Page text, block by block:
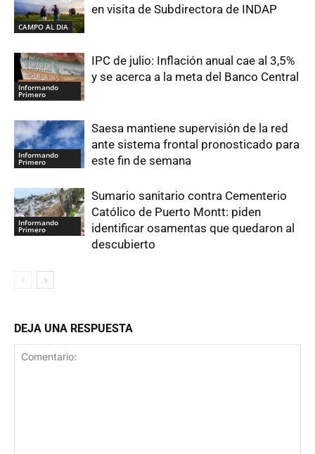
CAMPO AL DIA
en visita de Subdirectora de INDAP
Informando
Primero
IPC de julio: Inflación anual cae al 3,5%
y se acerca a la meta del Banco Central
Informando
Primero
Saesa mantiene supervisión de la red
ante sistema frontal pronosticado para
este fin de semana
Informando
Primero
Sumario sanitario contra Cementerio
Católico de Puerto Montt: piden
identificar osamentas que quedaron al
descubierto
DEJA UNA RESPUESTA